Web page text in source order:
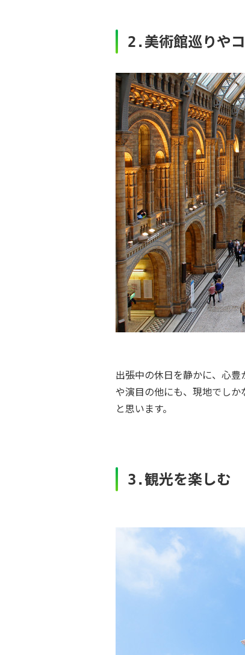
2.美術館巡りや
出張中の休日を静かに、心
や演目の他にも、現地でし
と思います。
3.観光を楽しむ